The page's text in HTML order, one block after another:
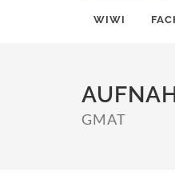
WIWI
GMAT